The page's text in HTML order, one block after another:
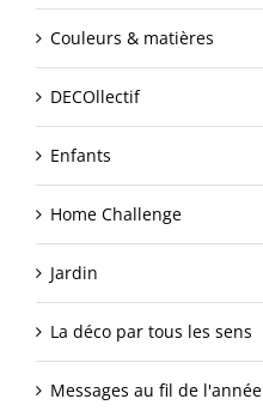
Couleurs & matières
DECOllectif
Enfants
Home Challenge
Jardin
La déco par tous les sens
Messages au fil de l'année